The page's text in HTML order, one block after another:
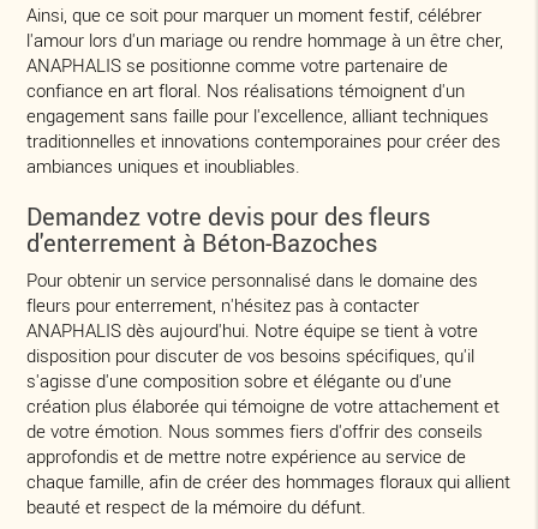
Ainsi, que ce soit pour marquer un moment festif, célébrer
l'amour lors d'un mariage ou rendre hommage à un être cher,
ANAPHALIS se positionne comme votre partenaire de
confiance en art floral. Nos réalisations témoignent d'un
engagement sans faille pour l'excellence, alliant techniques
traditionnelles et innovations contemporaines pour créer des
ambiances uniques et inoubliables.
Demandez votre devis pour des fleurs
d'enterrement à Béton-Bazoches
Pour obtenir un service personnalisé dans le domaine des
fleurs pour enterrement, n'hésitez pas à contacter
ANAPHALIS dès aujourd'hui. Notre équipe se tient à votre
disposition pour discuter de vos besoins spécifiques, qu'il
s'agisse d'une composition sobre et élégante ou d'une
création plus élaborée qui témoigne de votre attachement et
de votre émotion. Nous sommes fiers d'offrir des conseils
approfondis et de mettre notre expérience au service de
chaque famille, afin de créer des hommages floraux qui allient
beauté et respect de la mémoire du défunt.